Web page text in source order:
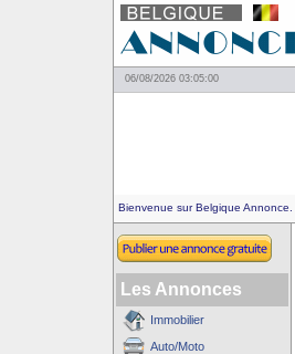
06/08/2026 03:05:00
Bienvenue sur Belgique Annonce.
Les Annonces
Immobilier
Auto/Moto